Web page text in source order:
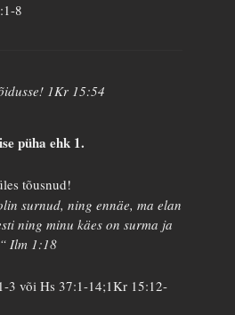
8
1Kr 15:54
püha ehk 1.
tõusnud!
surnud, ning ennäe, ma elan
ning minu käes on surma ja
Ilm 1:18
3 või Hs 37:1-14;1Kr 15:12-